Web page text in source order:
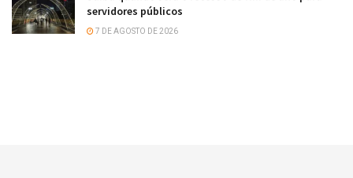
servidores públicos
7 DE AGOSTO DE 2026